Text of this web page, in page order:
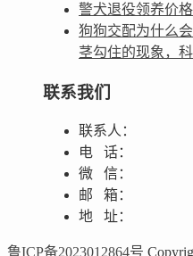
警犬退役领养价
狗狗交配为什么
茎勾住的现象，科
联系我们
联系人：
电 话：
微 信：
邮 箱：
地 址：
鲁ICP备2023012864号